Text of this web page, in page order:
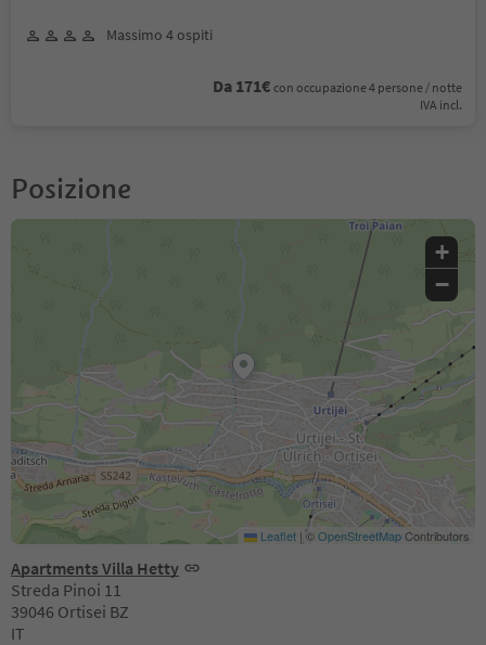
Massimo 4 ospiti
Da 171€ con occupazione 4 persone / notte
IVA incl.
Posizione
Apartments Villa Hetty
Streda Pinoi 11
39046 Ortisei BZ
IT
+
−
Leaflet | ©OpenStreetMapContributors